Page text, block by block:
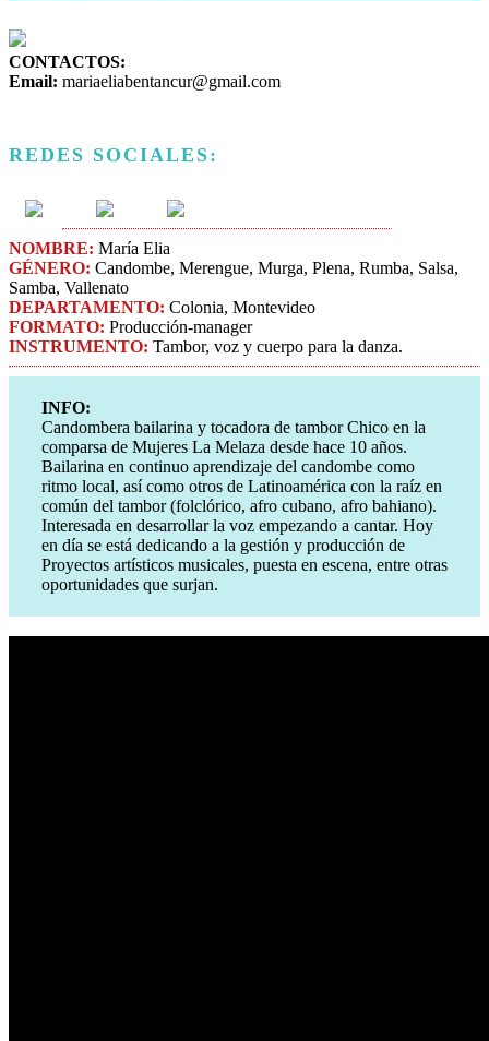
CONTACTOS:
Email: mariaeliabentancur@gmail.com
REDES SOCIALES:
NOMBRE: María Elia
GÉNERO: Candombe, Merengue, Murga, Plena, Rumba, Salsa,
Samba, Vallenato
DEPARTAMENTO: Colonia, Montevideo
FORMATO: Producción-manager
INSTRUMENTO: Tambor, voz y cuerpo para la danza.
INFO:
Candombera bailarina y tocadora de tambor Chico en la
comparsa de Mujeres La Melaza desde hace 10 años.
Bailarina en continuo aprendizaje del candombe como
ritmo local, así como otros de Latinoamérica con la raíz en
común del tambor (folclórico, afro cubano, afro bahiano).
Interesada en desarrollar la voz empezando a cantar. Hoy
en día se está dedicando a la gestión y producción de
Proyectos artísticos musicales, puesta en escena, entre otras
oportunidades que surjan.